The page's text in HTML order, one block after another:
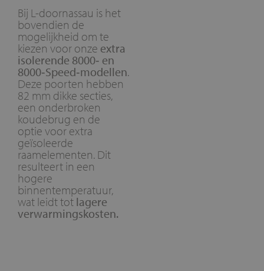
Bij L-doornassau is het
bovendien de
mogelijkheid om te
kiezen voor onze extra
isolerende 8000‑ en
8000‑Speed‑modellen.
Deze poorten hebben
82 mm dikke secties,
een onderbroken
koudebrug en de
optie voor extra
geïsoleerde
raamelementen. Dit
resulteert in een
hogere
binnentemperatuur,
wat leidt tot lagere
verwarmingskosten.